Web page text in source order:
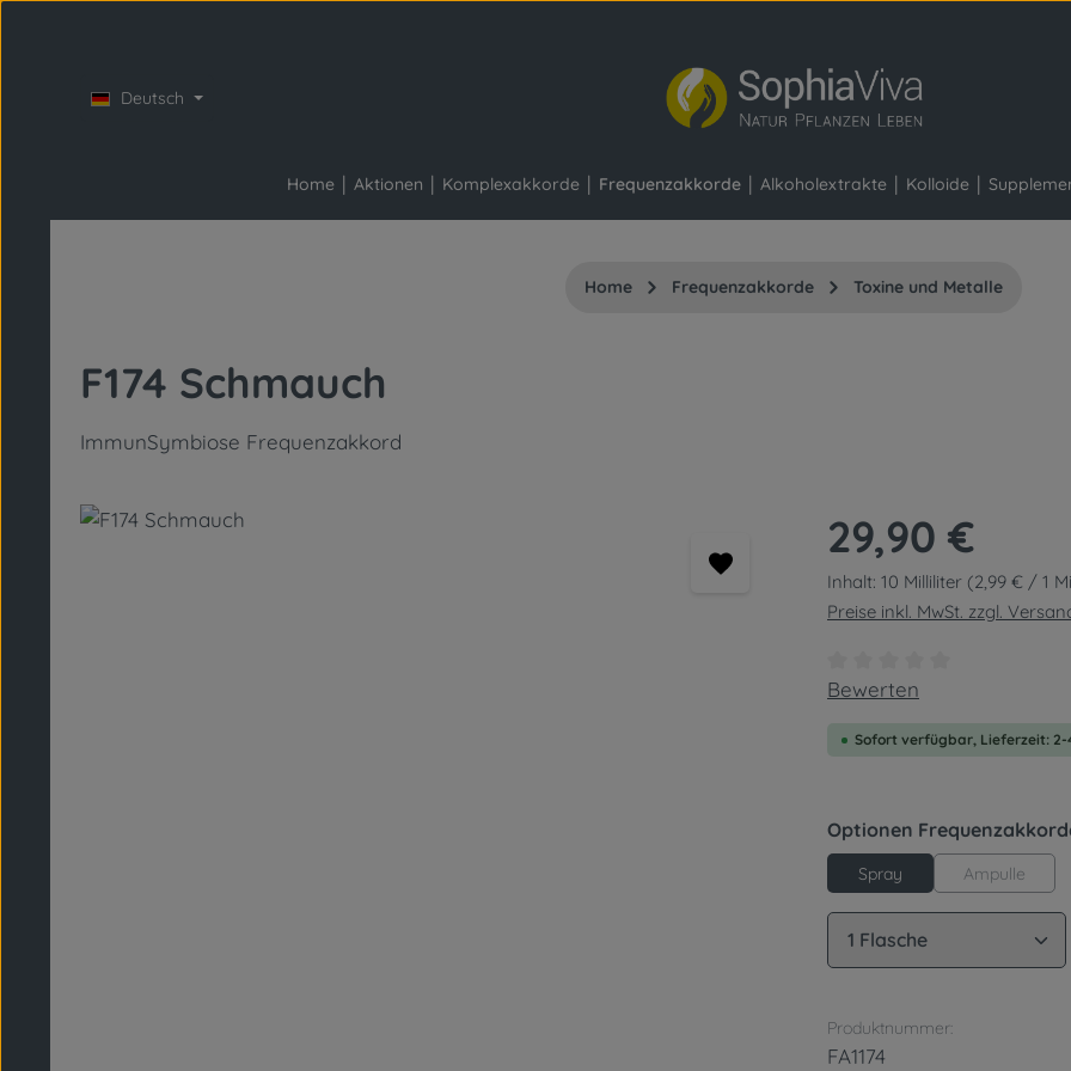
Deutsch
Home Aktionen Komplexakkorde Frequenzakkorde Alkoholextrakte Kolloide
Home Frequenzakkorde Toxine und Metalle
F174 Schmauch
ImmunSymbiose Frequenzakkord
Bildergalerie überspringen Regulärer Preis:
29,90 €
Inhalt: 10 Milliliter (2,99 € / 1
Preise inkl. MwSt. zzgl.
Durchschnittliche
Bewerten
Sofort verfügbar, Lieferzeit: 2-
Optionen
Spray Ampulle
Produkt Anzahl:
Produktnummer:
FA1174